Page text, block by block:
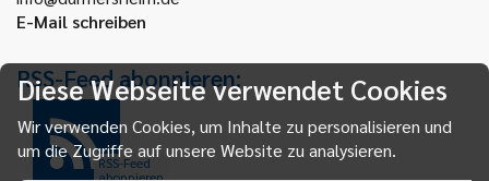
E-Mail schreiben
RSS-Feed abonnieren:
RSS-Feed
abonnieren
Diese Webseite verwendet Cookies
Wir verwenden Cookies, um Inhalte zu personalisieren und
um die Zugriffe auf unsere Website zu analysieren.